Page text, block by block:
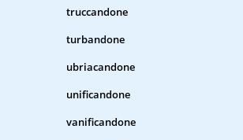
truccandone
turbandone
ubriacandone
unificandone
vanificandone